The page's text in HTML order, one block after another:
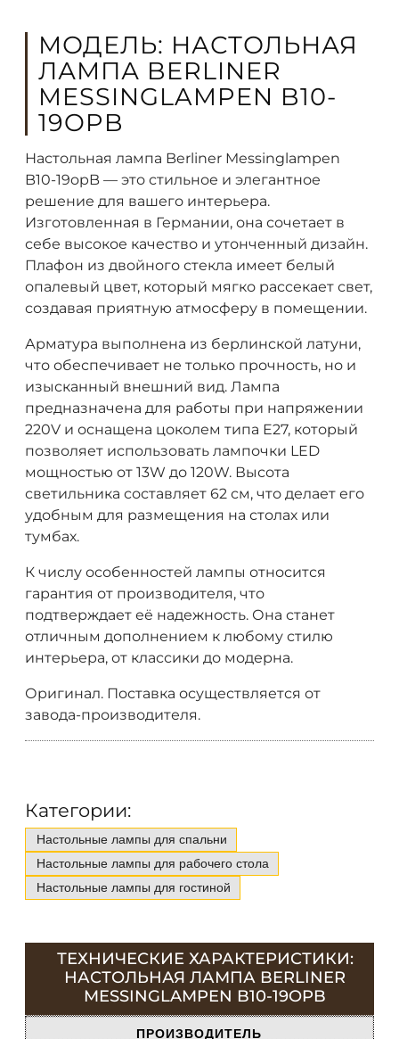
МОДЕЛЬ: НАСТОЛЬНАЯ
ЛАМПА BERLINER
MESSINGLAMPEN B10-
19OPB
Настольная лампа Berliner Messinglampen
B10-19opB — это стильное и элегантное
решение для вашего интерьера.
Изготовленная в Германии, она сочетает в
себе высокое качество и утонченный дизайн.
Плафон из двойного стекла имеет белый
опалевый цвет, который мягко рассекает свет,
создавая приятную атмосферу в помещении.
Арматура выполнена из берлинской латуни,
что обеспечивает не только прочность, но и
изысканный внешний вид. Лампа
предназначена для работы при напряжении
220V и оснащена цоколем типа E27, который
позволяет использовать лампочки LED
мощностью от 13W до 120W. Высота
светильника составляет 62 см, что делает его
удобным для размещения на столах или
тумбах.
К числу особенностей лампы относится
гарантия от производителя, что
подтверждает её надежность. Она станет
отличным дополнением к любому стилю
интерьера, от классики до модерна.
Оригинал. Поставка осуществляется от
завода-производителя.
Категории:
Настольные лампы для спальни
Настольные лампы для рабочего стола
Настольные лампы для гостиной
ТЕХНИЧЕСКИЕ ХАРАКТЕРИСТИКИ:
НАСТОЛЬНАЯ ЛАМПА BERLINER
MESSINGLAMPEN B10-19OPB
ПРОИЗВОДИТЕЛЬ